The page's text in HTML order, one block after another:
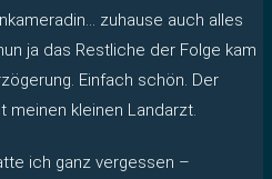
zuhause auch alles
ja das Restliche der Folge kam
Einfach schön. Der
meinen kleinen Landarzt.
ich ganz vergessen –